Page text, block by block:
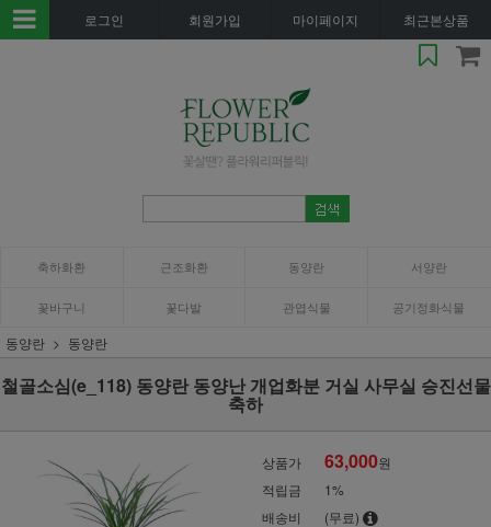
로그인 회원가입 마이페이지 최근본상품
축하화환 근조화환 동양란 서양란
꽃바구니 꽃다발 관엽식물 공기정화식물
동양란 동양란
철골소심(e_118) 동양란 동양난 개업화분 거실 사무실 승진선물
축하
상품가 63,000원
적립금
1%
배송비
(무료)